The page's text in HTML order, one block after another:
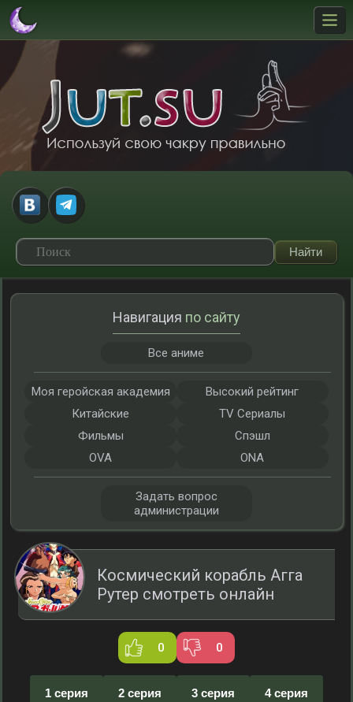
Космический корабль Агга
Рутер смотреть онлайн
0 0
1 серия 2 серия 3 серия 4 серия
Навигация по сайту
Все аниме
Моя геройская академия
Высокий рейтинг
Китайские
TV Сериалы
Фильмы
Спэшл
OVA
ONA
Задать вопрос
администрации